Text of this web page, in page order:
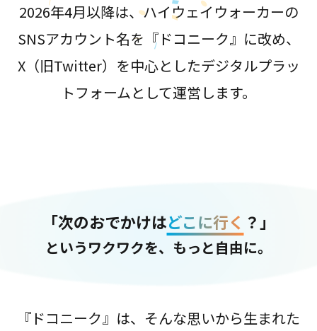
2026年4月以降は、ハイウェイウォーカーの
SNSアカウント名を『ドコニーク』に改め、
X（旧Twitter）を中心としたデジタルプラッ
トフォームとして運営します。
「次のおでかけはどこに行く ？」
というワクワクを、もっと自由に。
『ドコニーク』は、そんな思いから生まれた